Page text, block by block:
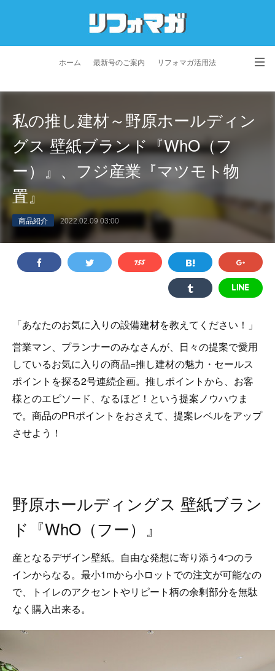
ホーム 最新号のご案内 リフォマガ活用法
利用規約 会社概要
私の推し建材～野原ホールディン
グス 壁紙ブランド『WhO（フ
ー）』、フジ産業『マツモト物
置』
商品紹介 2022.02.09 03:00
「あなたのお気に入りの設備建材を教えてください！」
営業マン、プランナーのみなさんが、日々の提案で愛用
しているお気に入りの商品=推し建材の魅力・セールス
ポイントを探る2号連続企画。推しポイントから、お客
様とのエピソード、なるほど！という提案ノウハウま
で。商品のPRポイントをおさえて、提案レベルをアップ
させよう！
野原ホールディングス 壁紙ブラン
ド『WhO（フー）』
産となるデザイン壁紙。自由な発想に寄り添う4つのラ
インからなる。最小1mから小ロットでの注文が可能なの
で、トイレのアクセントやリピート柄の余剰部分を無駄
なく購入出来る。